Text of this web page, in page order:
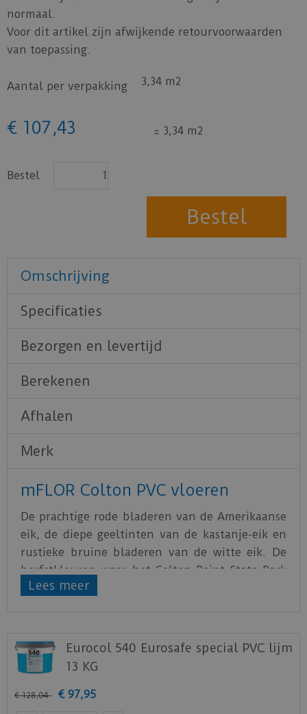
normaal.
Voor dit artikel zijn afwijkende retourvoorwaarden
van toepassing.
Aantal per verpakking 3,34 m2
€ 107,43 = 3,34 m2
Bestel
Omschrijving
Specificaties
Bezorgen en levertijd
Berekenen
Afhalen
Merk
mFLOR Colton PVC vloeren
De prachtige rode bladeren van de Amerikaanse
eik, de diepe geeltinten van de kastanje-eik en
rustieke bruine bladeren van de witte eik. De
herfstkleuren waar het Colton Point State Park
bekend om staat en de klassieke uitstraling van
De stroken van de Colton collectie zijn 121,92 x
22,86 cm. Met een dikte van 2,0 mm en een
keuze die meer dan sterk genoeg is voor je
Lees meer
Eurocol 540 Eurosafe special PVC lijm
13 KG
€ 128,04 € 97,95